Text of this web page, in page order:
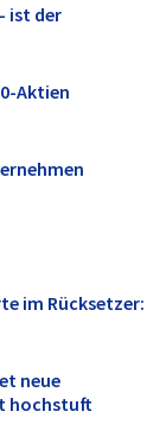
ist der
Aktien
im Rücksetzer:
neue
hochstuft